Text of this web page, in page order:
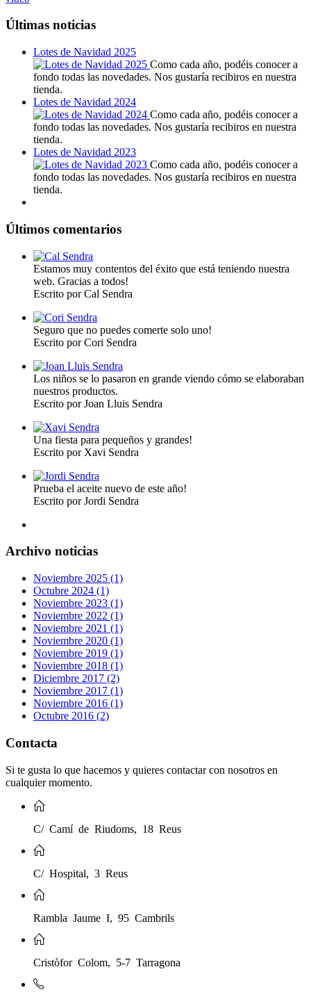
Últimas noticias
Lotes de Navidad 2025
Como cada año, podéis conocer a
fondo todas las novedades. Nos gustaría recibiros en nuestra
tienda.
Lotes de Navidad 2024
Como cada año, podéis conocer a
fondo todas las novedades. Nos gustaría recibiros en nuestra
tienda.
Lotes de Navidad 2023
Como cada año, podéis conocer a
fondo todas las novedades. Nos gustaría recibiros en nuestra
tienda.
Últimos comentarios
Estamos muy contentos del éxito que está teniendo nuestra
web. Gracias a todos!
Escrito por Cal Sendra
Seguro que no puedes comerte solo uno!
Escrito por Cori Sendra
Los niños se lo pasaron en grande viendo cómo se elaboraban
nuestros productos.
Escrito por Joan Lluis Sendra
Una fiesta para pequeños y grandes!
Escrito por Xavi Sendra
Prueba el aceite nuevo de este año!
Escrito por Jordi Sendra
Archivo noticias
Noviembre 2025 (1)
Octubre 2024 (1)
Noviembre 2023 (1)
Noviembre 2022 (1)
Noviembre 2021 (1)
Noviembre 2020 (1)
Noviembre 2019 (1)
Noviembre 2018 (1)
Diciembre 2017 (2)
Noviembre 2017 (1)
Noviembre 2016 (1)
Octubre 2016 (2)
Contacta
Si te gusta lo que hacemos y quieres contactar con nosotros en
cualquier momento.
C/ Camí de Riudoms, 18 Reus
C/ Hospital, 3 Reus
Rambla Jaume I, 95 Cambrils
Cristòfor Colom, 5-7 Tarragona